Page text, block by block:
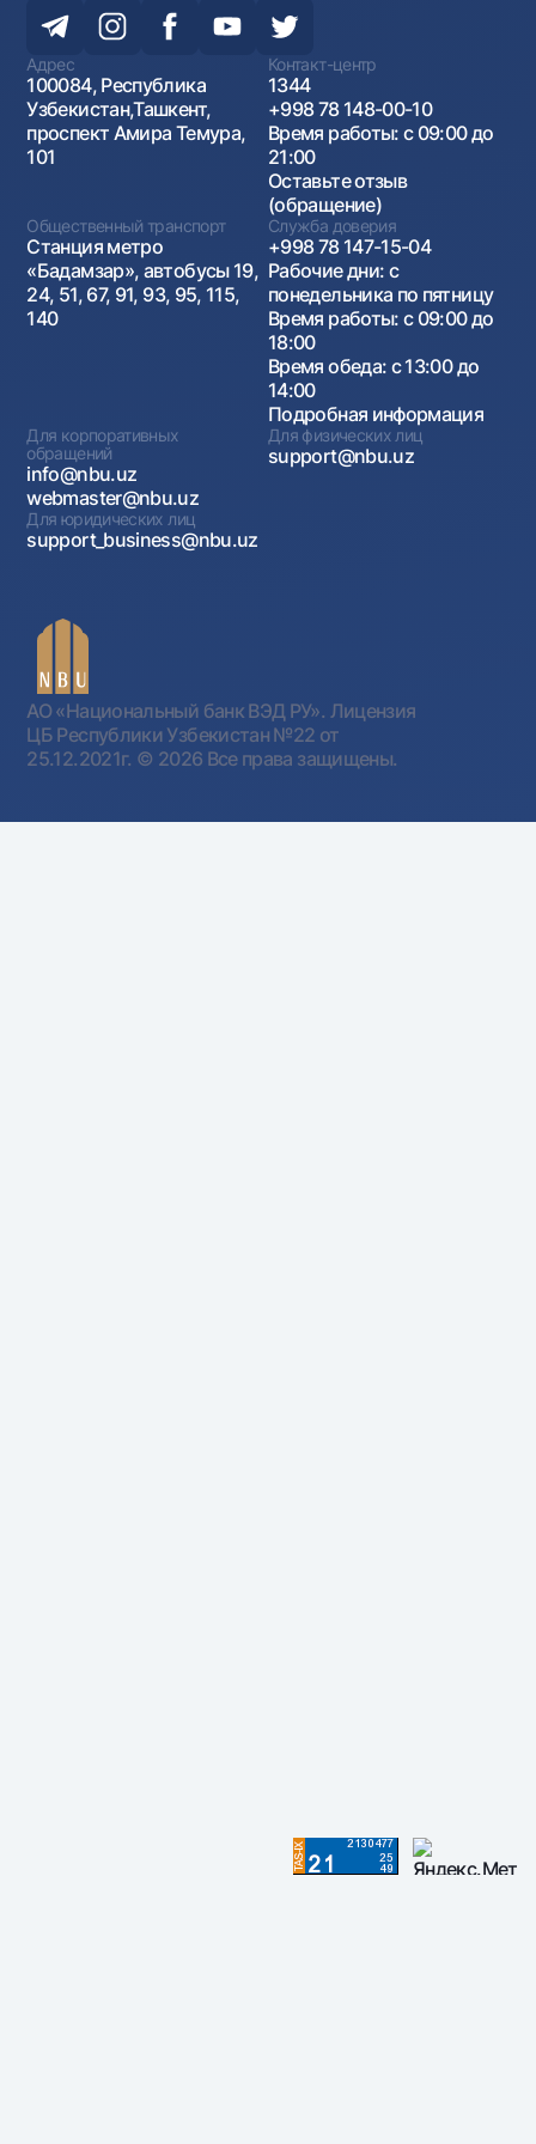
Адрес
100084, Республика
Узбекистан,Ташкент,
проспект Амира Темура,
101
Контакт-центр
1344
+998 78 148-00-10
Время работы: с 09:00 до
21:00
Оставьте отзыв
(обращение)
Общественный транспорт
Станция метро
«Бадамзар», автобусы 19,
24, 51, 67, 91, 93, 95, 115,
140
Служба доверия
+998 78 147-15-04
Рабочие дни: с
понедельника по пятницу
Время работы: с 09:00 до
18:00
Время обеда: с 13:00 до
14:00
Подробная информация
Для корпоративных
обращений
info@nbu.uz
webmaster@nbu.uz
Для физических лиц
support@nbu.uz
Для юридических лиц
support_business@nbu.uz
АО «Национальный банк ВЭД РУ». Лицензия
ЦБ Республики Узбекистан №22 от
25.12.2021г. © 2026 Все права защищены.